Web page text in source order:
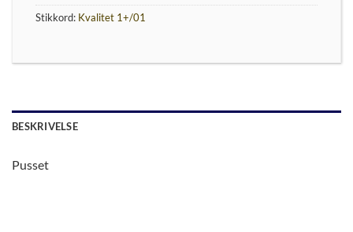
Stikkord: Kvalitet 1+/01
BESKRIVELSE
Pusset